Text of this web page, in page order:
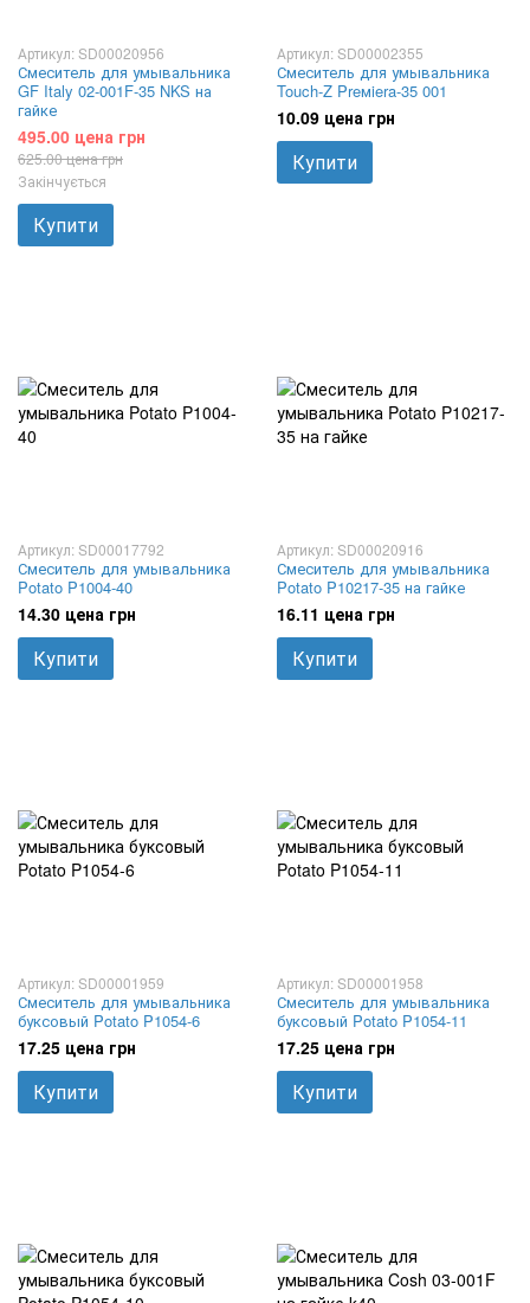
Артикул: SD00020956
Смеситель для умывальника
GF Italy 02-001F-35 NKS на
гайке
495.00 цена грн
625.00 цена грн
Закінчується
Купити
Артикул: SD00002355
Смеситель для умывальника
Touch-Z Preмiera-35 001
10.09 цена грн
Купити
Артикул: SD00017792
Смеситель для умывальника
Potato P1004-40
14.30 цена грн
Купити
Артикул: SD00020916
Смеситель для умывальника
Potato P10217-35 на гайке
16.11 цена грн
Купити
Артикул: SD00001959
Смеситель для умывальника
буксовый Potato P1054-6
17.25 цена грн
Купити
Артикул: SD00001958
Смеситель для умывальника
буксовый Potato P1054-11
17.25 цена грн
Купити